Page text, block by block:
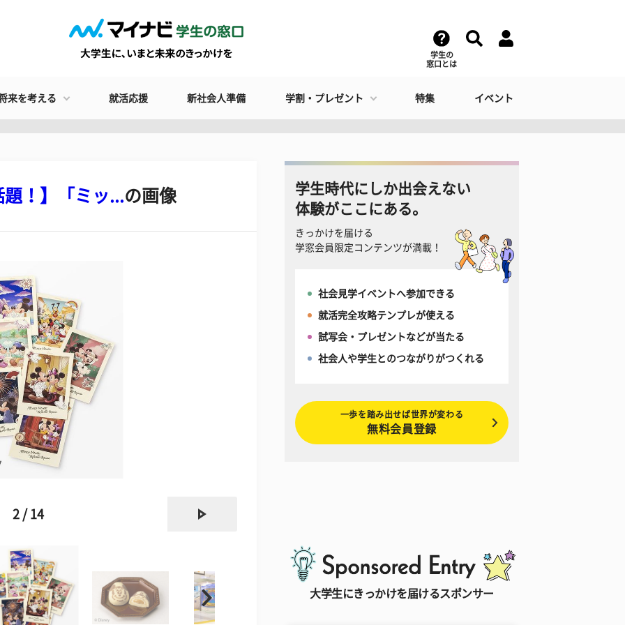
学生の
窓口とは
来を考える 就活応援 新社会人準備 学割・プレゼント 特集 イベント
！】「ミッ...の画像
2 / 14
学生時代にしか出会えない
体験がここにある。
きっかけを届ける
学窓会員限定コンテンツが満載！
社会見学イベントへ参加できる
就活完全攻略テンプレが使える
試写会・プレゼントなどが当たる
社会人や学生とのつながりがつくれる
一歩を踏み出せば世界が変わる
無料会員登録
大学生にきっかけを届けるスポンサー